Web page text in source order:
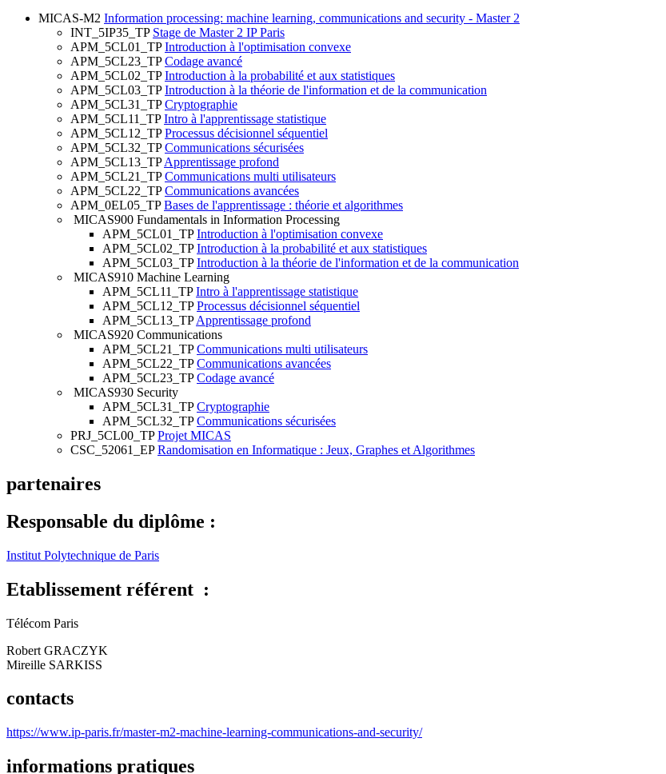
MICAS-M2 Information processing: machine learning, communications and security - Master 2
INT_5IP35_TP Stage de Master 2 IP Paris
APM_5CL01_TP Introduction à l'optimisation convexe
APM_5CL23_TP Codage avancé
APM_5CL02_TP Introduction à la probabilité et aux statistiques
APM_5CL03_TP Introduction à la théorie de l'information et de la communication
APM_5CL31_TP Cryptographie
APM_5CL11_TP Intro à l'apprentissage statistique
APM_5CL12_TP Processus décisionnel séquentiel
APM_5CL32_TP Communications sécurisées
APM_5CL13_TP Apprentissage profond
APM_5CL21_TP Communications multi utilisateurs
APM_5CL22_TP Communications avancées
APM_0EL05_TP Bases de l'apprentissage : théorie et algorithmes
MICAS900 Fundamentals in Information Processing
APM_5CL01_TP Introduction à l'optimisation convexe
APM_5CL02_TP Introduction à la probabilité et aux statistiques
APM_5CL03_TP Introduction à la théorie de l'information et de la communication
MICAS910 Machine Learning
APM_5CL11_TP Intro à l'apprentissage statistique
APM_5CL12_TP Processus décisionnel séquentiel
APM_5CL13_TP Apprentissage profond
MICAS920 Communications
APM_5CL21_TP Communications multi utilisateurs
APM_5CL22_TP Communications avancées
APM_5CL23_TP Codage avancé
MICAS930 Security
APM_5CL31_TP Cryptographie
APM_5CL32_TP Communications sécurisées
PRJ_5CL00_TP Projet MICAS
CSC_52061_EP Randomisation en Informatique : Jeux, Graphes et Algorithmes
partenaires
Responsable du diplôme :
Institut Polytechnique de Paris
Etablissement référent :
Télécom Paris
Robert GRACZYK
Mireille SARKISS
contacts
https://www.ip-paris.fr/master-m2-machine-learning-communications-and-security/
informations pratiques